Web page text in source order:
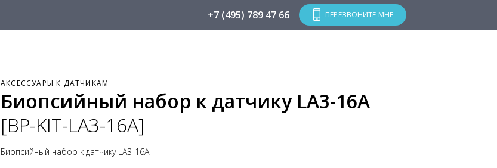
+7 (495) 789 47 66 ПЕРЕЗВОНИТЕ МНЕ
АКСЕССУАРЫ К ДАТЧИКАМ
Биопсийный набор к датчику LA3-16A
[BP-KIT-LA3-16A]
Биопсийный набор к датчику LA3-16A